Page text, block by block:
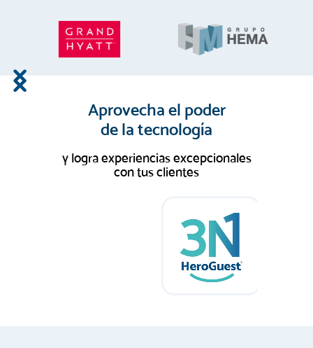
Slide 2 of 10.
Aprovecha el poder
de la tecnología
y logra experiencias excepcionales
con tus clientes